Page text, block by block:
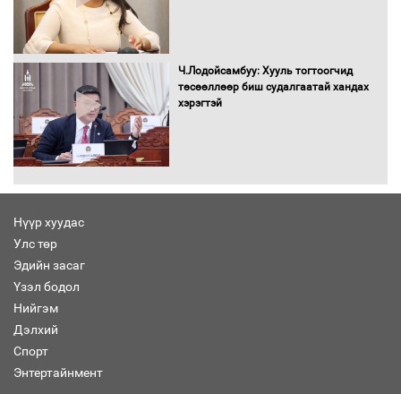
Ч.Лодойсамбуу: Хууль тогтоогчид
төсөөллөөр биш судалгаатай хандах
хэрэгтэй
Нүүр хуудас
Улс төр
Эдийн засаг
Үзэл бодол
Нийгэм
Дэлхий
Спорт
Энтертайнмент